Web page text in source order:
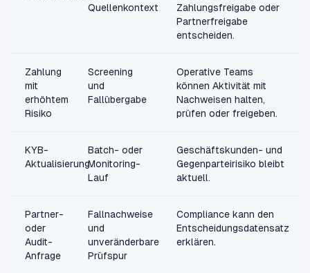
Quellenkontext
Zahlungsfreigabe oder
Partnerfreigabe
entscheiden.
Zahlung
mit
erhöhtem
Risiko
Screening
und
Fallübergabe
Operative Teams
können Aktivität mit
Nachweisen halten,
prüfen oder freigeben.
KYB-
Aktualisierung
Batch- oder
Monitoring-
Lauf
Geschäftskunden- und
Gegenparteirisiko bleibt
aktuell.
Partner-
oder
Audit-
Anfrage
Fallnachweise
und
unveränderbare
Prüfspur
Compliance kann den
Entscheidungsdatensatz
erklären.